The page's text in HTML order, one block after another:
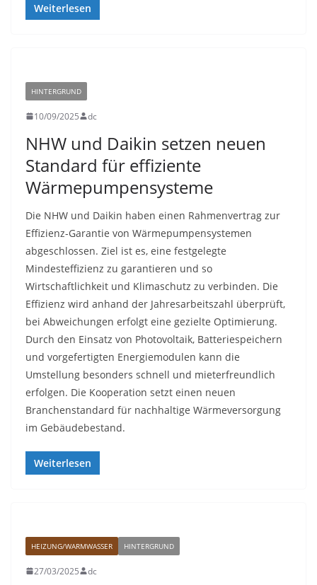
Weiterlesen
HINTERGRUND
10/09/2025 dc
NHW und Daikin setzen neuen
Standard für effiziente
Wärmepumpensysteme
Die NHW und Daikin haben einen Rahmenvertrag zur
Effizienz-Garantie von Wärmepumpensystemen
abgeschlossen. Ziel ist es, eine festgelegte
Mindesteffizienz zu garantieren und so
Wirtschaftlichkeit und Klimaschutz zu verbinden. Die
Effizienz wird anhand der Jahresarbeitszahl überprüft,
bei Abweichungen erfolgt eine gezielte Optimierung.
Durch den Einsatz von Photovoltaik, Batteriespeichern
und vorgefertigten Energiemodulen kann die
Umstellung besonders schnell und mieterfreundlich
erfolgen. Die Kooperation setzt einen neuen
Branchenstandard für nachhaltige Wärmeversorgung
im Gebäudebestand.
Weiterlesen
HEIZUNG/WARMWASSER HINTERGRUND
27/03/2025 dc